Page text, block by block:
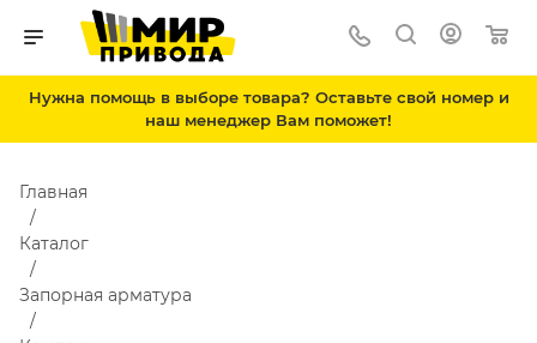
Нужна помощь в выборе товара? Оставьте свой номер и
наш менеджер Вам поможет!
Главная
Каталог
Запорная арматура